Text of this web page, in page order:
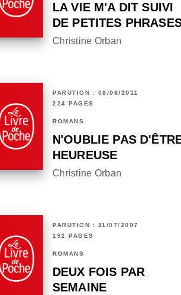
LA VIE M'A DIT SUIVI
DE PETITES
Christine Orban
PARUTION : 08/06/2011
224 PAGES
ROMANS
N'OUBLIE PAS
HEUREUSE
Christine Orban
PARUTION : 11/07/2007
192 PAGES
ROMANS
DEUX FOIS PAR
SEMAINE